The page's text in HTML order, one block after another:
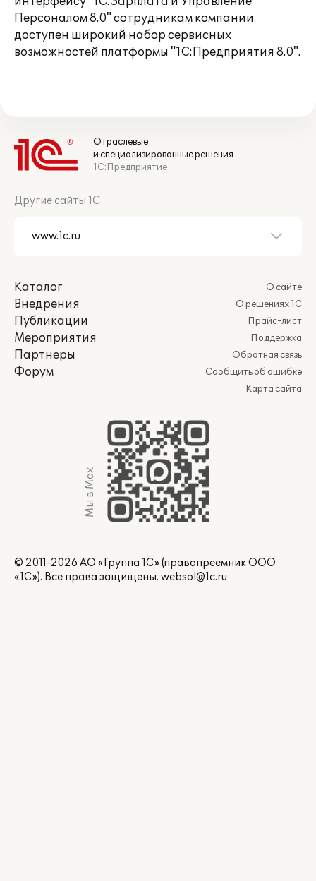
Персоналом 8.0" сотрудникам компании
доступен широкий набор сервисных
возможностей платформы "1С:Предприятия 8.0".
Отраслевые
и специализированные решения
1С:Предприятие
Другие сайты 1С
Каталог
Внедрения
Публикации
Мероприятия
Партнеры
Форум
О сайте
О решениях 1С
Прайс-лист
Поддержка
Обратная связь
Сообщить об ошибке
Карта сайта
Мы в Max
© 2011-2026 АО «Группа 1С» (правопреемник ООО
«1С»). Все права защищены. websol@1c.ru